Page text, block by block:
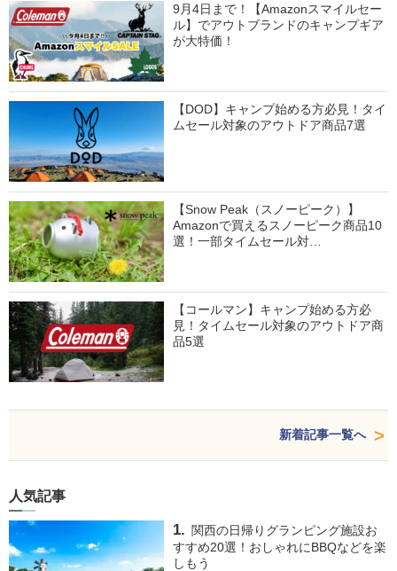
9月4日まで！【Amazonスマイルセー
ル】でアウトブランドのキャンプギア
が大特価！
【DOD】キャンプ始める方必見！タイ
ムセール対象のアウトドア商品7選
【Snow Peak（スノーピーク）】
Amazonで買えるスノーピーク商品10
選！一部タイムセール対…
【コールマン】キャンプ始める方必
見！タイムセール対象のアウトドア商
品5選
新着記事一覧へ
人気記事
関西の日帰りグランピング施設お
すすめ20選！おしゃれにBBQなどを楽
しもう